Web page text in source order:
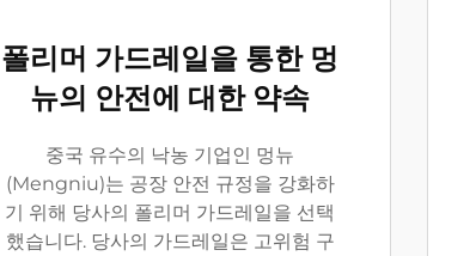
폴리머 가드레일을 통한 멍
뉴의 안전에 대한 약속
중국 유수의 낙농 기업인 멍뉴
(Mengniu)는 공장 안전 규정을 강화하
기 위해 당사의 폴리머 가드레일을 선택
했습니다. 당사의 가드레일은 고위험 구